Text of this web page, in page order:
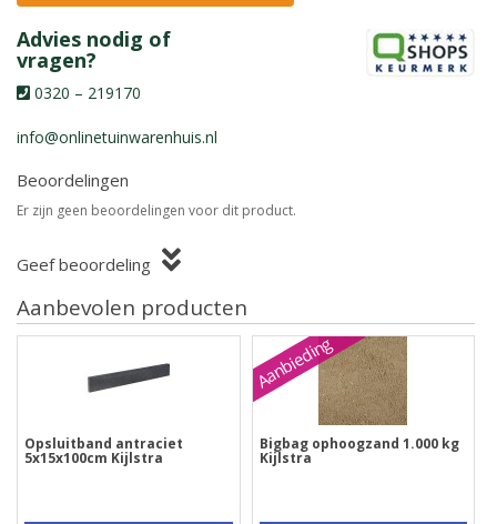
Advies nodig of
vragen?
0320 – 219170
info@onlinetuinwarenhuis.nl
Beoordelingen
Er zijn geen beoordelingen voor dit product.
Geef beoordeling
Aanbevolen producten
Opsluitband antraciet
5x15x100cm Kijlstra
Aanbieding
Bigbag ophoogzand 1.000 kg
Kijlstra